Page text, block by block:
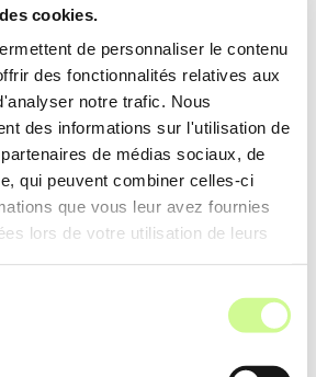
cookies.
de personnaliser le contenu
des fonctionnalités relatives aux
notre trafic. Nous
des informations sur l'utilisation de
de médias sociaux, de
qui peuvent combiner celles-ci
que vous leur avez fournies
lors de votre utilisation de leurs
de donnéespour adapter
fonction des comportements et
offrant des
et pertinentes.